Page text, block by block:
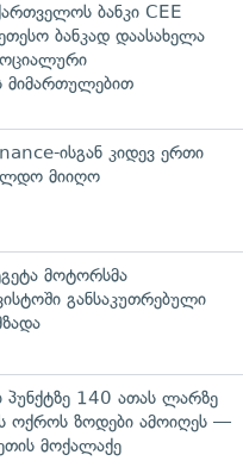
ბანკი CEE
ბანკად დაასახელა
მიმართულებით
ისგან კიდევ ერთი
მიიღო
მოტორსმა
განსაკუთრებული
პუნქტზე 140 ათას ლარზე
ოქროს ზოდები ამოიღეს —
მოქალაქე